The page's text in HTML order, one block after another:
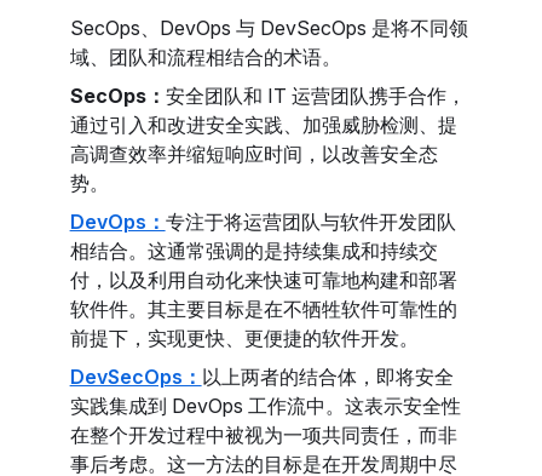
SecOps、DevOps 与 DevSecOps 是将不同领
域、团队和流程相结合的术语。
SecOps： 安全团队和 IT 运营团队携手合作，
通过引入和改进安全实践、加强威胁检测、提
高调查效率并缩短响应时间，以改善安全态
势。
DevOps： 专注于将运营团队与软件开发团队
相结合。这通常强调的是持续集成和持续交
付，以及利用自动化来快速可靠地构建和部署
软件件。其主要目标是在不牺牲软件可靠性的
前提下，实现更快、更便捷的软件开发。
DevSecOps： 以上两者的结合体，即将安全
实践集成到 DevOps 工作流中。这表示安全性
在整个开发过程中被视为一项共同责任，而非
事后考虑。这一方法的目标是在开发周期中尽